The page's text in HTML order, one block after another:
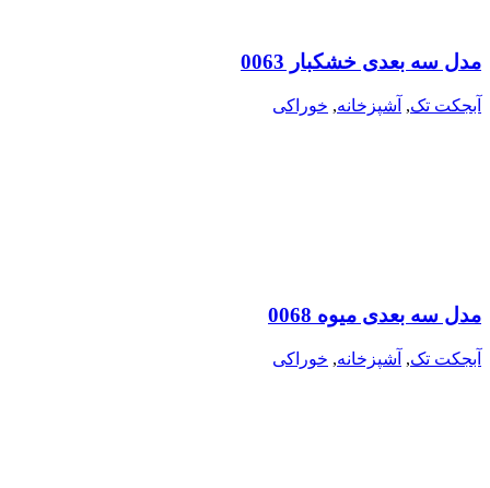
مدل سه بعدی خشکبار 0063
آبجکت تک, آشپزخانه, خوراکی
مدل سه بعدی میوه 0068
آبجکت تک, آشپزخانه, خوراکی